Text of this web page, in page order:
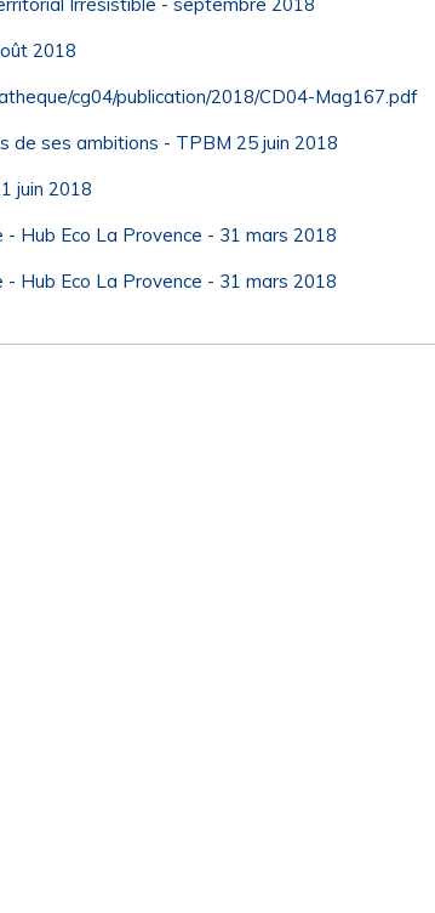
2018
cg04/publication/2018/CD04-Mag167.pdf
de ses ambitions - TPBM 25 juin 2018
juin 2018
Hub Eco La Provence - 31 mars 2018
Hub Eco La Provence - 31 mars 2018